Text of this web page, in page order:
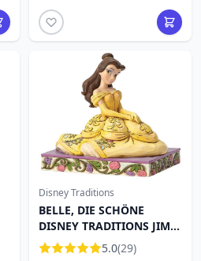
Disney Traditions
BELLE, DIE SCHÖNE
DISNEY TRADITIONS JIM
SHORE
5.0(29)